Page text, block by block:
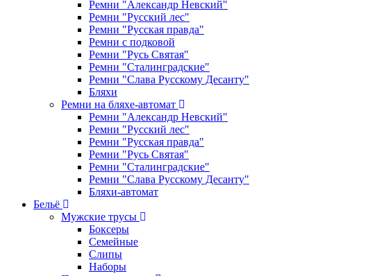
Ремни "Александр Невский"
Ремни "Русский лес"
Ремни "Русская правда"
Ремни с подковой
Ремни "Русь Святая"
Ремни "Сталинградские"
Ремни "Слава Русскому Десанту"
Бляхи
Ремни на бляхе-автомат
Ремни "Александр Невский"
Ремни "Русский лес"
Ремни "Русская правда"
Ремни "Русь Святая"
Ремни "Сталинградские"
Ремни "Слава Русскому Десанту"
Бляхи-автомат
Бельё
Мужские трусы
Боксеры
Семейные
Слипы
Наборы